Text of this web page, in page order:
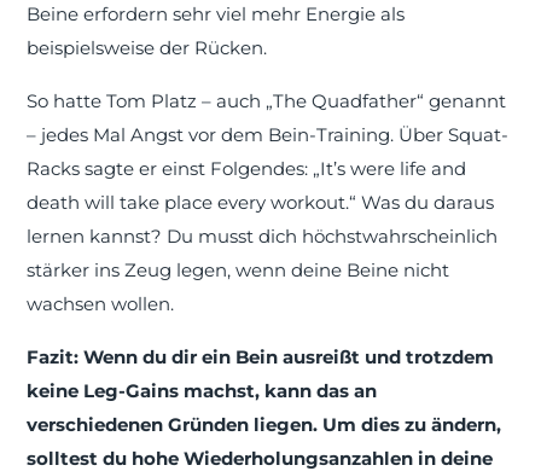
Beine erfordern sehr viel mehr Energie als
beispielsweise der Rücken.
So hatte Tom Platz – auch „The Quadfather“ genannt
– jedes Mal Angst vor dem Bein-Training. Über Squat-
Racks sagte er einst Folgendes: „It’s were life and
death will take place every workout.“ Was du daraus
lernen kannst? Du musst dich höchstwahrscheinlich
stärker ins Zeug legen, wenn deine Beine nicht
wachsen wollen.
Fazit: Wenn du dir ein Bein ausreißt und trotzdem
keine Leg-Gains machst, kann das an
verschiedenen Gründen liegen. Um dies zu ändern,
solltest du hohe Wiederholungsanzahlen in deine